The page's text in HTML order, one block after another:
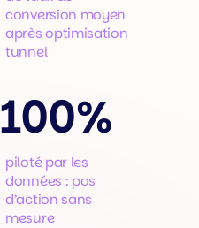
conversion moyen
après optimisation
tunnel
100%
piloté par les
données : pas
d’action sans
mesure